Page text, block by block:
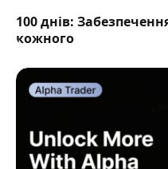
100 днів:
кожного